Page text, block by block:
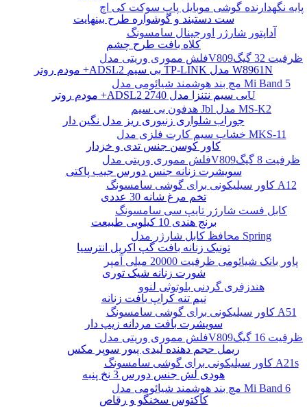
پایه نگهدارنده گوشی موبایل پاپ سوکت کی اچ
آداپتور شارژر اورجینال سامسونگ
فلش مموری وریتی مدلV809ظرفیت 32 گیگ
مچ بند هوشمند شیائومی مدل Mi Band 5
هدفون بی سیم Jbl مدل MS-K2
خشاب سیم کارت فلزی مدل MKS-11
فلش مموری وریتی مدلV809ظرفیت 8 گیگ
کاور سیلیکونی برای گوشی سامسونگ A12
کابل فست شارژر تایپ سی سامسونگ
محافظ کابل شارژر مدل Spring
پاور بانک شیائومی ظرفیت 20000 میلی آمپر
هندزفری گردنی بلوتوثی لنوو
کاور سیلیکونی برای گوشی سامسونگ A51
فلش مموری وریتی مدلV809ظرفیت 16 گیگ
کاور سیلیکونی برای گوشی سامسونگ A21s
مچ بند هوشمند شیائومی مدل Mi Band 6
ست دستبند و گوشواره طرح بینهایت
کلاه بافت طرح چشم
مودم روتر +ADSL2 بی سیم TP-LINK مدل W8961N
مودم روتر +ADSL2 بی سیم نتنزا مدل 2740U
جوراب شلواری زنبوری ریز مدل نگین دار
کاور کوسن جنس تدی و خزدار
سویشرت زنانه جنس دورس جیب پاکتی
تخم مرغ شانه 30 عددی
برنج هندی 10 کیلویی طبیعت
تونیک زنانه بافت گپ اکریل انترسیا
شورت زنانه شیک توری
نیم تنه کراپ بافت زنانه
سویشرت بافت مردانه زیپ دار
ریمل حجم دهنده لیدی پیور سوپر مکس
هودی لش جنس دورس 3 نخ پنبه
کاکتوس سخنگو و رقاص